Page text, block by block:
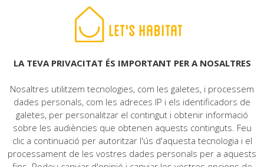
© 2022 LET'S HABITAT - IMMOBILIÀRIA. Tots els drets reservats.
Protecció de dades| Politica de cookies
LA TEVA PRIVACITAT ÉS IMPORTANT PER A NOSALTRES
Nosaltres utilitzem tecnologies, com les galetes, i processem
dades personals, com les adreces IP i els identificadors de
galetes, per personalitzar el contingut i obtenir informació
sobre les audiències que obtenen aquests continguts. Feu
clic a continuació per autoritzar l'ús d'aquesta tecnologia i el
processament de les vostres dades personals per a aquests